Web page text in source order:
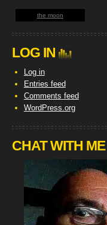
the moon
LOG IN
Log in
Entries feed
Comments feed
WordPress.org
CHAT WITH ME